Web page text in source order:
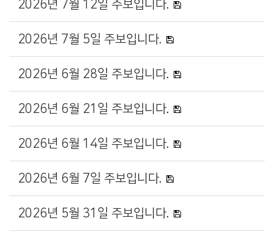
2026년 7월 12일 주보입니다.
2026년 7월 5일 주보입니다.
2026년 6월 28일 주보입니다.
2026년 6월 21일 주보입니다.
2026년 6월 14일 주보입니다.
2026년 6월 7일 주보입니다.
2026년 5월 31일 주보입니다.